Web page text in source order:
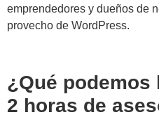
emprendedores y dueños de
provecho de WordPress.
¿Qué
2 horas de